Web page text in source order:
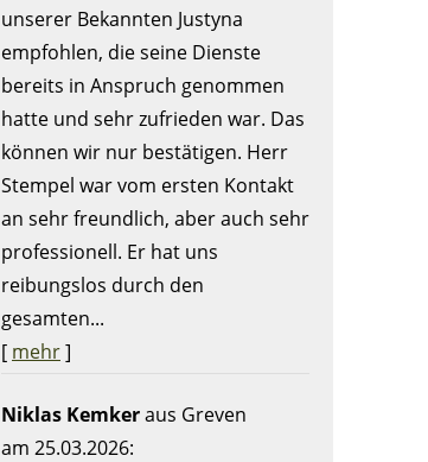
unserer Bekannten Justyna
empfohlen, die seine Dienste
bereits in Anspruch genommen
hatte und sehr zufrieden war. Das
können wir nur bestätigen. Herr
Stempel war vom ersten Kontakt
an sehr freundlich, aber auch sehr
professionell. Er hat uns
reibungslos durch den
gesamten...
[ mehr]
Niklas Kemkeraus Greven
am 25.03.2026: